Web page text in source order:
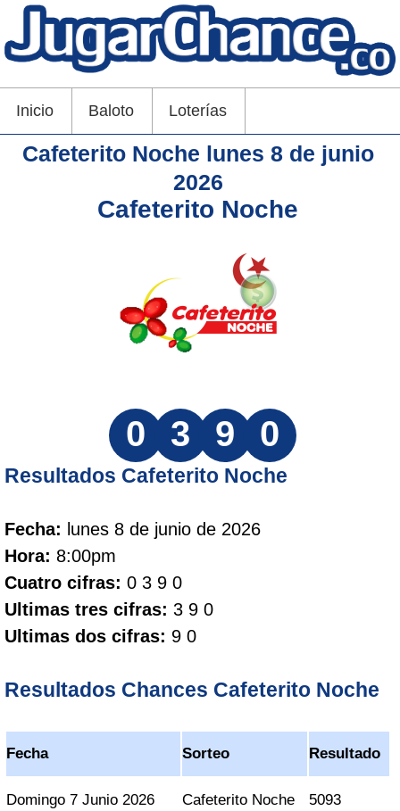
Inicio Baloto Loterías
Cafeterito Noche lunes 8 de junio
2026
Cafeterito Noche
0 3 9 0
Resultados Cafeterito Noche
Fecha: lunes 8 de junio de 2026
Hora: 8:00pm
Cuatro cifras: 0 3 9 0
Ultimas tres cifras: 3 9 0
Ultimas dos cifras: 9 0
Resultados Chances Cafeterito Noche
Fecha Sorteo Resultado
Domingo 7 Junio 2026 Cafeterito Noche 5093